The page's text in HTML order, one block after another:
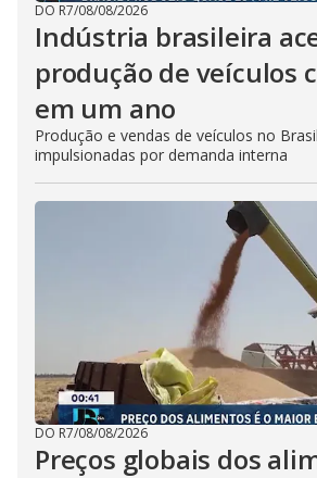
DO R7/08/08/2026
Indústria brasileira
produção de veículos
em um ano
Produção e vendas de veículos no
impulsionadas por demanda interna
DO R7/08/08/2026
Preços globais dos